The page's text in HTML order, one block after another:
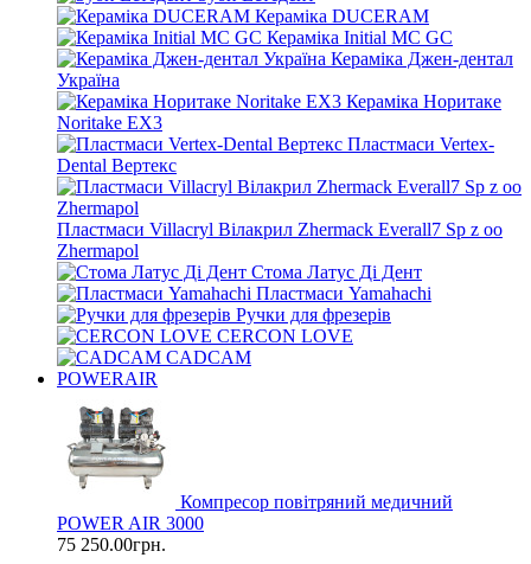
Кераміка DUCERAM
Кераміка Initial MC GC
Кераміка Джен-дентал
Україна
Кераміка Норитаке
Noritake EX3
Пластмаси Vertex-
Dental Вертекс
Пластмаси Villacryl Вілакрил Zhermack Everall7 Sp z oo
Zhermapol
Стома Латус Ді Дент
Пластмаси Yamahachi
Ручки для фрезерів
CERCON LOVE
CADCAM
POWERAIR
Компресор повітряний медичний
POWER AIR 3000
75 250.00грн.